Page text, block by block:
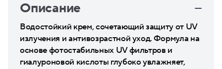
Описание
Водостойкий крем, сочетающий защиту от UV
излучения и антивозрастной уход. Формула на
основе фотостабильных UV фильтров и
гиалуроновой кислоты глубоко увлажняет,